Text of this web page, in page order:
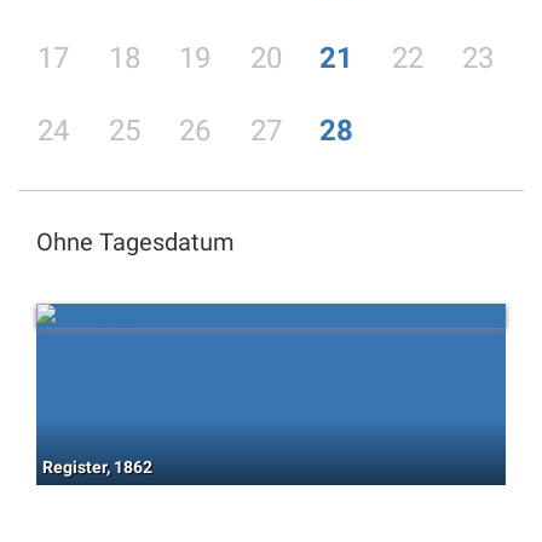
17 18 19 20 21 22 23
24 25 26 27 28
Ohne Tagesdatum
Register, 1862